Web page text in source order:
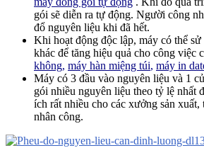
gói sẽ diễn ra tự động. Người công
đổ nguyên liệu khi đã hết.
Khi hoạt động độc lập, máy có thể
khác để tăng hiệu quả cho công việc
không, máy hàn miệng túi, máy in
Máy có 3 đầu vào nguyên liệu và 1
gói nhiều nguyên liệu theo tỷ lệ nhất
ích rất nhiều cho các xưởng sản xuất,
nhân công.